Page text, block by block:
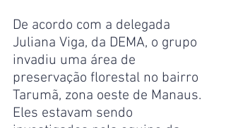
De acordo com a delegada
Juliana Viga, da DEMA, o grupo
invadiu uma área de
preservação florestal no bairro
Tarumã, zona oeste de Manaus.
Eles estavam sendo